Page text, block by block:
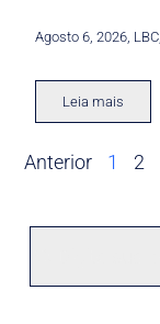
Agosto 6, 2026 LBC
Leia mais
Anterior 1 2